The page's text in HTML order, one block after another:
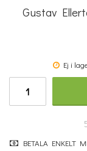
Komplett
Gustav
Ej i
BETALA ENKELT